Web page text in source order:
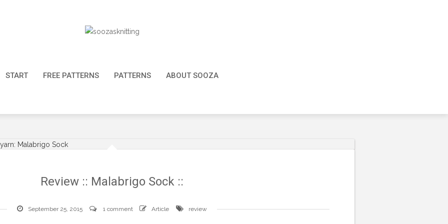
START FREE PATTERNS PATTERNS ABOUT SOOZA
Review :: Malabrigo Sock ::
September 25, 2015 1 comment Article review